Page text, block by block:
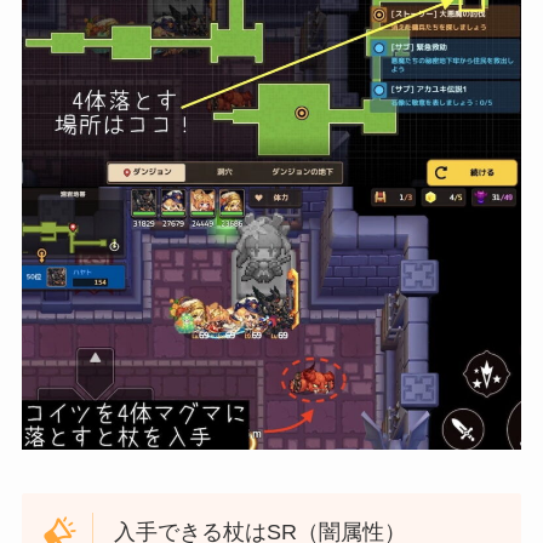
入手できる杖はSR（闇属性）